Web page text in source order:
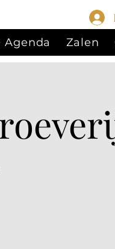
Agenda Zalen